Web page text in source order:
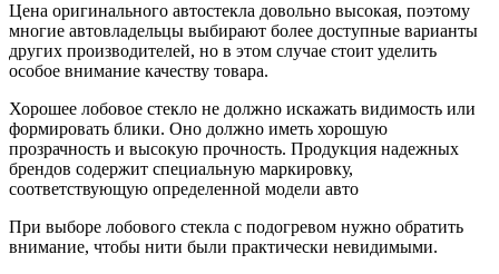
Цена оригинального автостекла довольно высокая, поэтому
многие автовладельцы выбирают более доступные варианты
других производителей, но в этом случае стоит уделить
особое внимание качеству товара.
Хорошее лобовое стекло не должно искажать видимость или
формировать блики. Оно должно иметь хорошую
прозрачность и высокую прочность. Продукция надежных
брендов содержит специальную маркировку,
соответствующую определенной модели авто
При выборе лобового стекла с подогревом нужно обратить
внимание, чтобы нити были практически невидимыми.